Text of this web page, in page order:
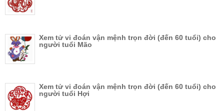
Xem tử vi đoán vận mệnh trọn đời (đến 60 tuổi) cho
người tuổi Mão
Xem tử vi đoán vận mệnh trọn đời (đến 60 tuổi) cho
người tuổi Hợi